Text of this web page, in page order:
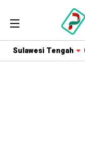
Sulawesi Tengah